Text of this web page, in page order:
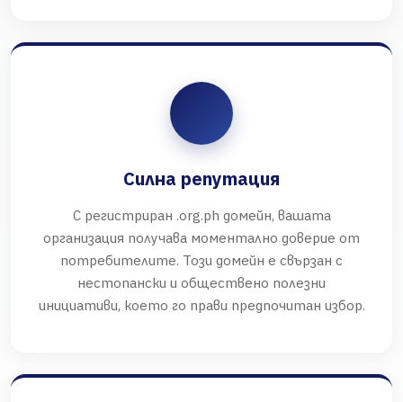
Силна репутация
С регистриран .org.ph домейн, вашата
организация получава моментално доверие от
потребителите. Този домейн е свързан с
нестопански и обществено полезни
инициативи, което го прави предпочитан избор.